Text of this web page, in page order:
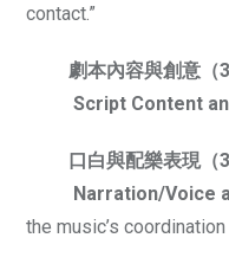
contact.”
劇本內容與創意（
Script Content
口白與配樂表現（
Narration/Voice
the music’s